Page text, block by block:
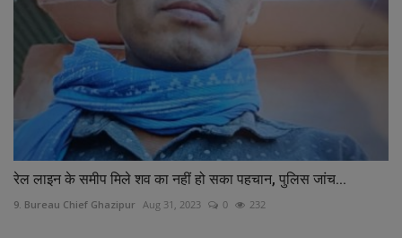
रेल लाइन के समीप मिले शव का नहीं हो सका पहचान, पुलिस जांच...
9. Bureau Chief Ghazipur Aug 31, 2023 0 232